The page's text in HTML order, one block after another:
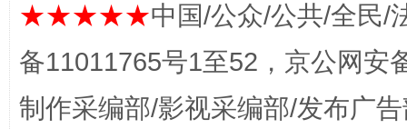
★★★★★中国/公众/公共/全民/
备11011765号1至52，京公网安
制作采编部/影视采编部/发布广